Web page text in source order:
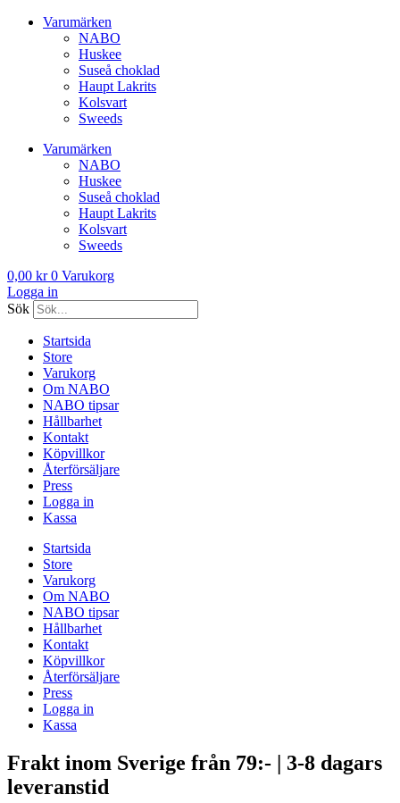
Varumärken
NABO
Huskee
Suseå choklad
Haupt Lakrits
Kolsvart
Sweeds
Varumärken
NABO
Huskee
Suseå choklad
Haupt Lakrits
Kolsvart
Sweeds
0,00 kr 0 Varukorg
Logga in
Sök
Startsida
Store
Varukorg
Om NABO
NABO tipsar
Hållbarhet
Kontakt
Köpvillkor
Återförsäljare
Press
Logga in
Kassa
Startsida
Store
Varukorg
Om NABO
NABO tipsar
Hållbarhet
Kontakt
Köpvillkor
Återförsäljare
Press
Logga in
Kassa
Frakt inom Sverige från 79:- | 3-8 dagars
leveranstid